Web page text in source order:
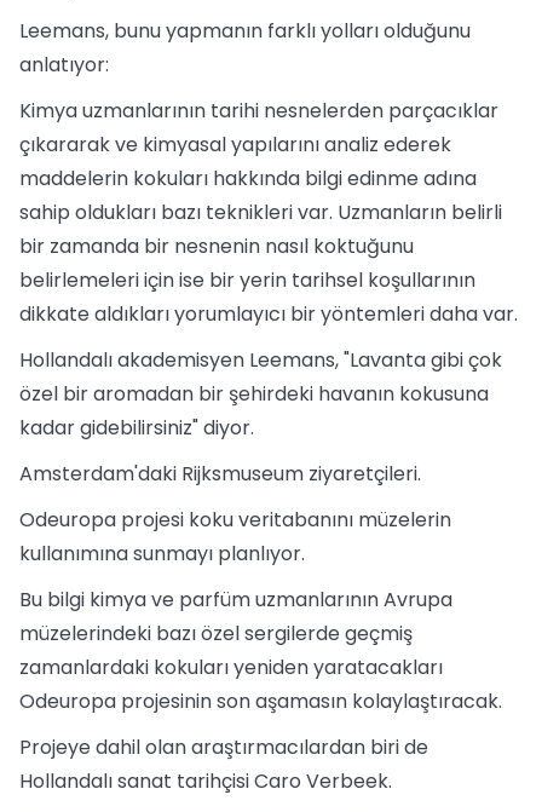
Leemans, bunu yapmanın farklı yolları olduğunu
anlatıyor:
Kimya uzmanlarının tarihi nesnelerden parçacıklar
çıkararak ve kimyasal yapılarını analiz ederek
maddelerin kokuları hakkında bilgi edinme adına
sahip oldukları bazı teknikleri var. Uzmanların belirli
bir zamanda bir nesnenin nasıl koktuğunu
belirlemeleri için ise bir yerin tarihsel koşullarının
dikkate aldıkları yorumlayıcı bir yöntemleri daha var.
Hollandalı akademisyen Leemans, "Lavanta gibi çok
özel bir aromadan bir şehirdeki havanın kokusuna
kadar gidebilirsiniz" diyor.
Amsterdam'daki Rijksmuseum ziyaretçileri.
Odeuropa projesi koku veritabanını müzelerin
kullanımına sunmayı planlıyor.
Bu bilgi kimya ve parfüm uzmanlarının Avrupa
müzelerindeki bazı özel sergilerde geçmiş
zamanlardaki kokuları yeniden yaratacakları
Odeuropa projesinin son aşamasın kolaylaştıracak.
Projeye dahil olan araştırmacılardan biri de
Hollandalı sanat tarihçisi Caro Verbeek.